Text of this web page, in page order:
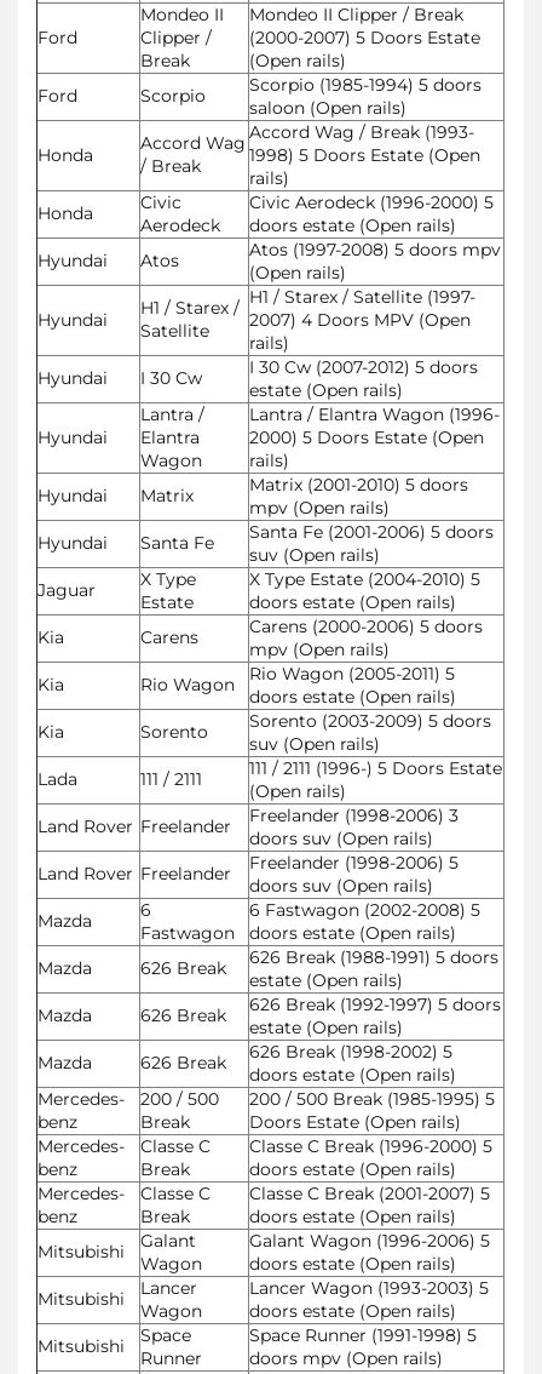
Ford
Mondeo II
Clipper /
Break
Mondeo II Clipper / Break
(2000-2007) 5 Doors Estate
(Open rails)
Ford
Scorpio
Scorpio (1985-1994) 5 doors
saloon (Open rails)
Honda
Accord Wag
/ Break
Accord Wag / Break (1993-
1998) 5 Doors Estate (Open
rails)
Honda
Civic
Aerodeck
Civic Aerodeck (1996-2000) 5
doors estate (Open rails)
Hyundai
Atos
Atos (1997-2008) 5 doors mpv
(Open rails)
Hyundai
H1 / Starex /
Satellite
H1 / Starex / Satellite (1997-
2007) 4 Doors MPV (Open
rails)
Hyundai
I 30 Cw
I 30 Cw (2007-2012) 5 doors
estate (Open rails)
Hyundai
Lantra /
Elantra
Wagon
Lantra / Elantra Wagon (1996-
2000) 5 Doors Estate (Open
rails)
Hyundai
Matrix
Matrix (2001-2010) 5 doors
mpv (Open rails)
Hyundai
Santa Fe
Santa Fe (2001-2006) 5 doors
suv (Open rails)
Jaguar
X Type
Estate
X Type Estate (2004-2010) 5
doors estate (Open rails)
Kia
Carens
Carens (2000-2006) 5 doors
mpv (Open rails)
Kia
Rio Wagon
Rio Wagon (2005-2011) 5
doors estate (Open rails)
Kia
Sorento
Sorento (2003-2009) 5 doors
suv (Open rails)
Lada
111 / 2111
111 / 2111 (1996-) 5 Doors Estate
(Open rails)
Land Rover Freelander
Freelander (1998-2006) 3
doors suv (Open rails)
Land Rover Freelander
Freelander (1998-2006) 5
doors suv (Open rails)
Mazda
6
Fastwagon
6 Fastwagon (2002-2008) 5
doors estate (Open rails)
Mazda
626 Break
626 Break (1988-1991) 5 doors
estate (Open rails)
Mazda
626 Break
626 Break (1992-1997) 5 doors
estate (Open rails)
Mazda
626 Break
626 Break (1998-2002) 5
doors estate (Open rails)
Mercedes-
benz
200 / 500
Break
200 / 500 Break (1985-1995) 5
Doors Estate (Open rails)
Mercedes-
benz
Classe C
Break
Classe C Break (1996-2000) 5
doors estate (Open rails)
Mercedes-
benz
Classe C
Break
Classe C Break (2001-2007) 5
doors estate (Open rails)
Mitsubishi
Galant
Wagon
Galant Wagon (1996-2006) 5
doors estate (Open rails)
Mitsubishi
Lancer
Wagon
Lancer Wagon (1993-2003) 5
doors estate (Open rails)
Mitsubishi
Space
Runner
Space Runner (1991-1998) 5
doors mpv (Open rails)